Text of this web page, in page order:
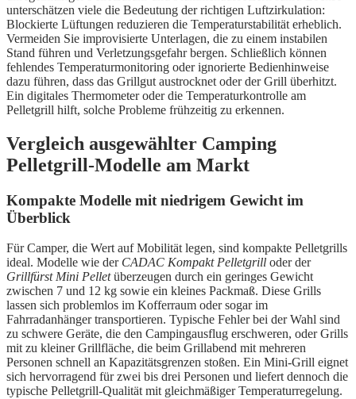
unterschätzen viele die Bedeutung der richtigen Luftzirkulation:
Blockierte Lüftungen reduzieren die Temperaturstabilität erheblich.
Vermeiden Sie improvisierte Unterlagen, die zu einem instabilen
Stand führen und Verletzungsgefahr bergen. Schließlich können
fehlendes Temperaturmonitoring oder ignorierte Bedienhinweise
dazu führen, dass das Grillgut austrocknet oder der Grill überhitzt.
Ein digitales Thermometer oder die Temperaturkontrolle am
Pelletgrill hilft, solche Probleme frühzeitig zu erkennen.
Vergleich ausgewählter Camping
Pelletgrill-Modelle am Markt
Kompakte Modelle mit niedrigem Gewicht im
Überblick
Für Camper, die Wert auf Mobilität legen, sind kompakte Pelletgrills
ideal. Modelle wie der CADAC Kompakt Pelletgrill oder der
Grillfürst Mini Pelletüberzeugen durch ein geringes Gewicht
zwischen 7 und 12 kg sowie ein kleines Packmaß. Diese Grills
lassen sich problemlos im Kofferraum oder sogar im
Fahrradanhänger transportieren. Typische Fehler bei der Wahl sind
zu schwere Geräte, die den Campingausflug erschweren, oder Grills
mit zu kleiner Grillfläche, die beim Grillabend mit mehreren
Personen schnell an Kapazitätsgrenzen stoßen. Ein Mini-Grill eignet
sich hervorragend für zwei bis drei Personen und liefert dennoch die
typische Pelletgrill-Qualität mit gleichmäßiger Temperaturregelung.